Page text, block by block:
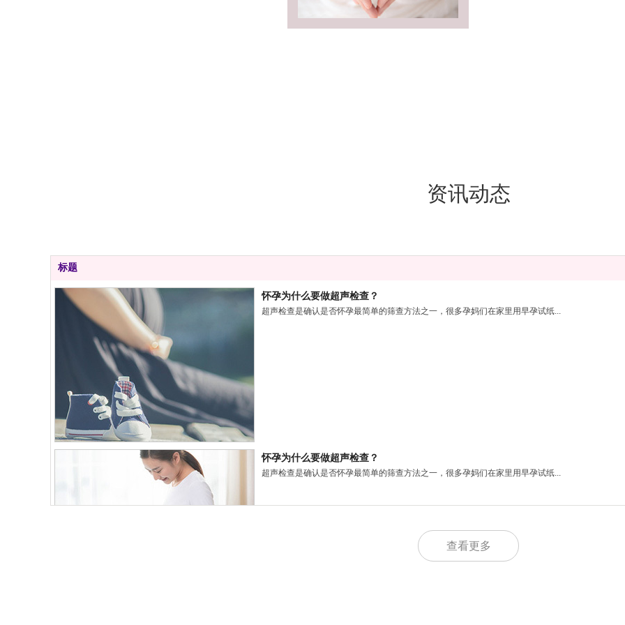
标题
怀孕为什么要做超声检查？
超声检查是确认是否怀孕最简单的筛查方法之一，很多孕妈们在家里用早孕试纸...
怀孕为什么要做超声检查？
超声检查是确认是否怀孕最简单的筛查方法之一，很多孕妈们在家里用早孕试纸...
资讯动态
查看更多